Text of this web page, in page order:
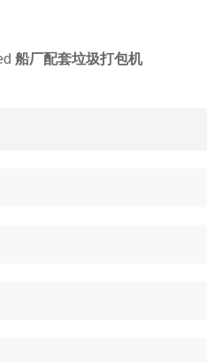
船厂配套垃圾打包机